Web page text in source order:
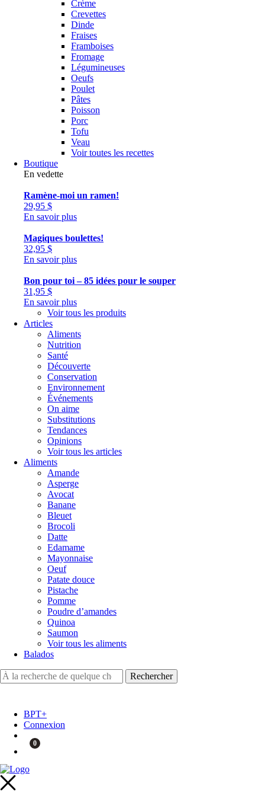
Crème
Crevettes
Dinde
Fraises
Framboises
Fromage
Légumineuses
Oeufs
Poulet
Pâtes
Poisson
Porc
Tofu
Veau
Voir toutes les recettes
Boutique
En vedette
Ramène-moi un ramen!
29,95 $
En savoir plus
Magiques boulettes!
32,95 $
En savoir plus
Bon pour toi – 85 idées pour le souper
31,95 $
En savoir plus
Voir tous les produits
Articles
Aliments
Nutrition
Santé
Découverte
Conservation
Environnement
Événements
On aime
Substitutions
Tendances
Opinions
Voir tous les articles
Aliments
Amande
Asperge
Avocat
Banane
Bleuet
Brocoli
Datte
Edamame
Mayonnaise
Oeuf
Patate douce
Pistache
Pomme
Poudre d’amandes
Quinoa
Saumon
Voir tous les aliments
Balados
BPT+
Connexion
0